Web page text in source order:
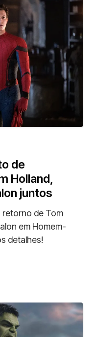
de
Holland,
juntos
de Tom
em Homem-
detalhes!